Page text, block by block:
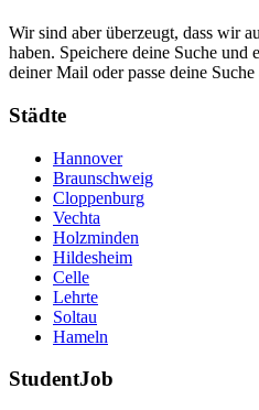
Wir sind aber überzeugt, dass wir
haben. Speichere deine Suche und
deiner Mail oder passe deine Suche
Städte
Hannover
Braunschweig
Cloppenburg
Vechta
Holzminden
Hildesheim
Celle
Lehrte
Soltau
Hameln
StudentJob